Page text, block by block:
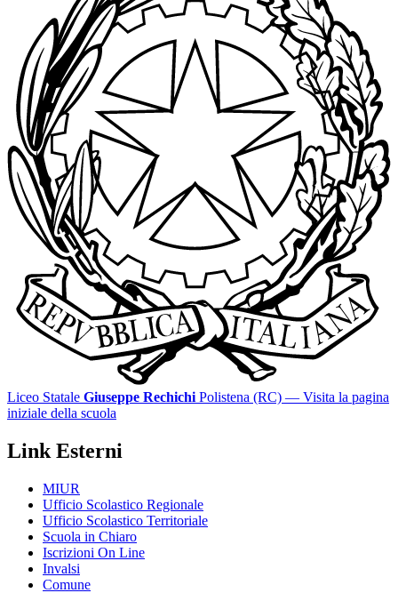
Liceo Statale Giuseppe Rechichi Polistena (RC) — Visita la pagina
iniziale della scuola
Link Esterni
MIUR
Ufficio Scolastico Regionale
Ufficio Scolastico Territoriale
Scuola in Chiaro
Iscrizioni On Line
Invalsi
Comune